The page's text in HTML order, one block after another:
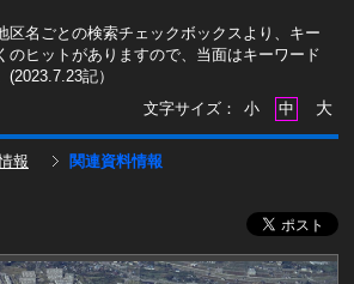
区名ごとの検索チェックボックスより、キー
のヒットがありますので、当面はキーワード
記）
文字サイズ：
小 中 大
報 関連資料情報